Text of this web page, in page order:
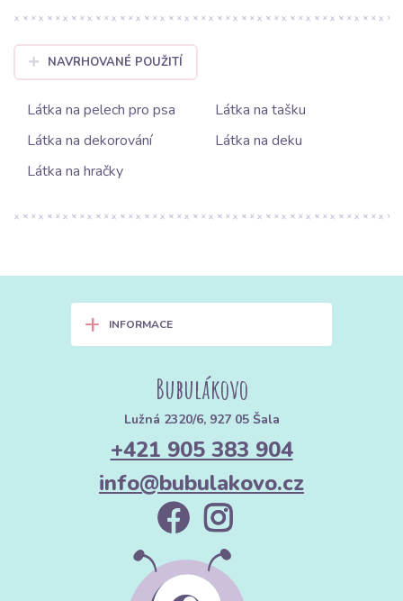
NAVRHOVANÉ POUŽITÍ
Látka na pelech pro psa
Látka na tašku
Látka na dekorování
Látka na deku
Látka na hračky
+ INFORMACE
Bubulákovo
Lužná 2320/6, 927 05 Šala
+421 905 383 904
info@bubulakovo.cz